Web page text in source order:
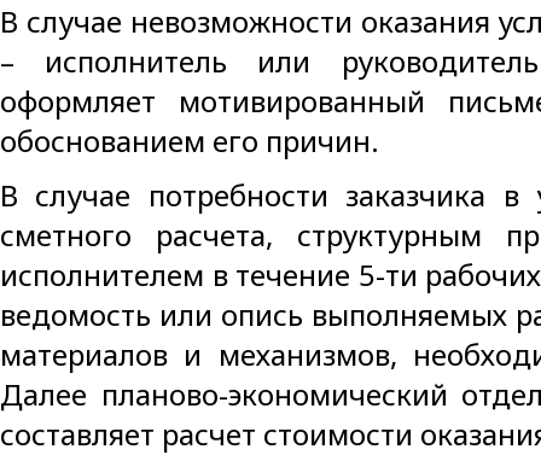
В случае невозможности оказания
– исполнитель или
оформляет мотивированный
обоснованием его причин.
В случае потребности заказчика в
сметного расчета, структурным
исполнителем в течение 5-ти
ведомость или опись выполняемых
материалов и механизмов,
Далее планово-экономический
составляет расчет стоимости